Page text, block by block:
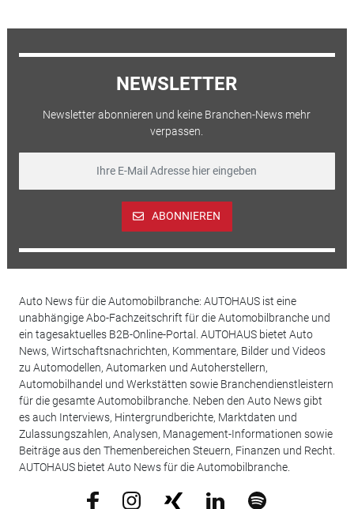
NEWSLETTER
Newsletter abonnieren und keine Branchen-News mehr
verpassen.
ABONNIEREN
Auto News für die Automobilbranche: AUTOHAUS ist eine
unabhängige Abo-Fachzeitschrift für die Automobilbranche und
ein tagesaktuelles B2B-Online-Portal. AUTOHAUS bietet Auto
News, Wirtschaftsnachrichten, Kommentare, Bilder und Videos
zu Automodellen, Automarken und Autoherstellern,
Automobilhandel und Werkstätten sowie Branchendienstleistern
für die gesamte Automobilbranche. Neben den Auto News gibt
es auch Interviews, Hintergrundberichte, Marktdaten und
Zulassungszahlen, Analysen, Management-Informationen sowie
Beiträge aus den Themenbereichen Steuern, Finanzen und Recht.
AUTOHAUS bietet Auto News für die Automobilbranche.